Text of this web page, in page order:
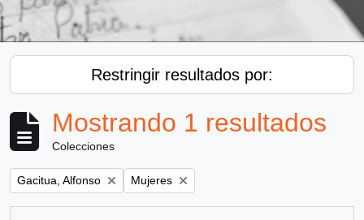
Restringir resultados por:
Mostrando 1 resultados
Colecciones
Remove filter:
Gacitua, Alfonso Remove filter:
Mujeres